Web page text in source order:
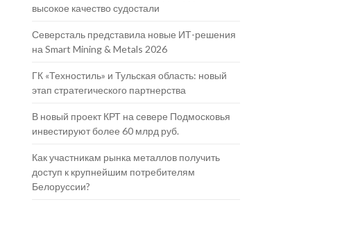
высокое качество судостали
Северсталь представила новые ИТ-решения
на Smart Mining & Metals 2026
ГК «Техностиль» и Тульская область: новый
этап стратегического партнерства
В новый проект КРТ на севере Подмосковья
инвестируют более 60 млрд руб.
Как участникам рынка металлов получить
доступ к крупнейшим потребителям
Белоруссии?